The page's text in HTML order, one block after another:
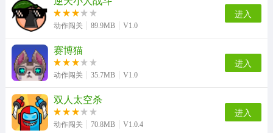
动作闯关 89.9MB V1.0
进入
赛博猫
动作闯关 35.7MB V1.0
进入
双人太空杀
动作闯关 70.8MB V1.0.4
进入